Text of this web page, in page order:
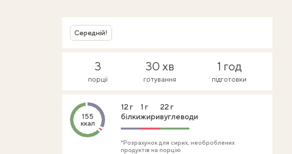
Середній!
3
порції
30 хв
готування
1 год
підготовки
155
ккал
12 г
білки
1 г
жири
22 г
вуглеводи
*Розрахунок для сирих, необроблених
продуктів на порцію